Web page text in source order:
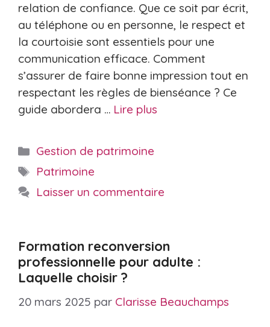
relation de confiance. Que ce soit par écrit,
au téléphone ou en personne, le respect et
la courtoisie sont essentiels pour une
communication efficace. Comment
s’assurer de faire bonne impression tout en
respectant les règles de bienséance ? Ce
guide abordera … Lire plus
Catégories
Gestion de patrimoine
Étiquettes
Patrimoine
Laisser un commentaire
Formation reconversion
professionnelle pour adulte :
Laquelle choisir ?
20 mars 2025 par Clarisse Beauchamps